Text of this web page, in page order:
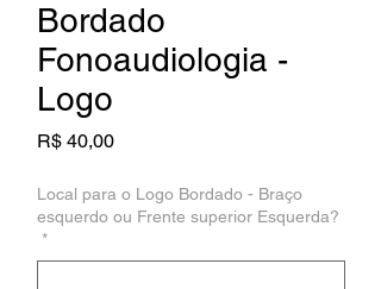
Bordado
Fonoaudiologia -
Logo
R$ 40,00Preço
Local para o Logo Bordado - Braço
esquerdo ou Frente superior Esquerda?
*